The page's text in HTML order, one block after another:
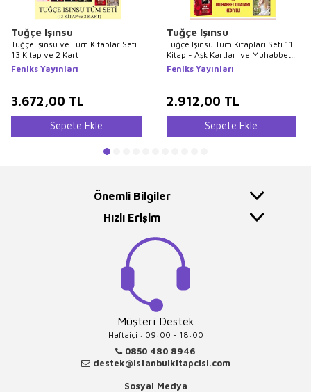
Tuğçe Işınsu
Tuğçe Işınsu ve Tüm Kitaplar Seti
13 Kitap ve 2 Kart
Feniks Yayınları
3.672,00 TL
Sepete Ekle
Tuğçe Işınsu
Tuğçe Işınsu Tüm Kitapları Seti 11
Kitap - Aşk Kartları ve Muhabbet
Duaları Hediyeli
Feniks Yayınları
2.912,00 TL
Sepete Ekle
Önemli Bilgiler
Hızlı Erişim
Müşteri Destek
Haftaiçi : 09:00 - 18:00
0850 480 8946
destek@istanbulkitapcisi.com
Sosyal Medya